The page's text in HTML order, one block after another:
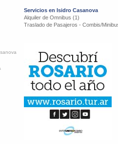
Servicios en Isidro Casanova
Alquiler de Omnibus (1)
Traslado de Pasajeros - Combis/